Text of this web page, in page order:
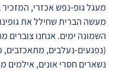
מעגל גופ-נפש אכזרי,
מעשה הברית שחילל את
השמונה ימים. אנחנו צוברים
(נפגעים-נעלבים, מתאכזבים,
נשארים חסרי אונים, אילמים